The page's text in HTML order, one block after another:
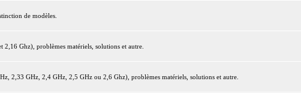
de modèles.
Ghz), problèmes matériels, solutions et autre.
2,33 GHz, 2,4 GHz, 2,5 GHz ou 2,6 Ghz), problèmes matériels, solutions et autre.